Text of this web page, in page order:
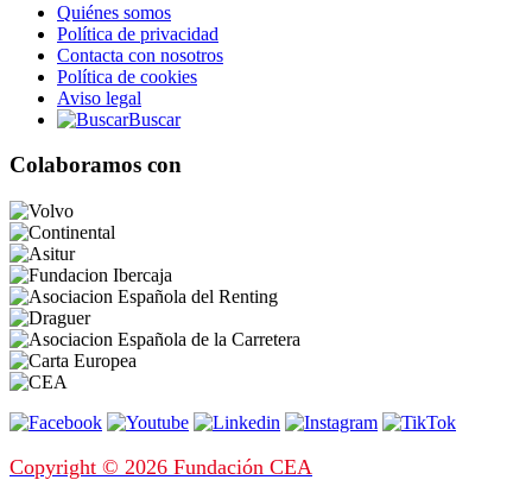
Quiénes somos
Política de privacidad
Contacta con nosotros
Política de cookies
Aviso legal
Buscar
Colaboramos con
Copyright © 2026 Fundación CEA